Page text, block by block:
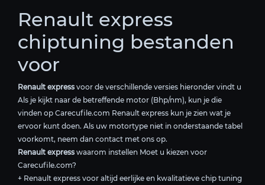
Renault express
chiptuning bestanden
voor
Renault express voor de verschillende versies hieronder vindt u
Als je kijkt naar de betreffende motor (Bhp/nm), kun je die
vinden op Carecufile.com Renault express kun je zien wat je
ervoor kunt doen. Als uw motortype niet in onderstaande tabel
voorkomt, neem dan contact met ons op.
Renault express waarom instellen Moet u kiezen voor
Carecufile.com?
+ Renault express voor altijd eerlijke en kwalitatieve chip tuning